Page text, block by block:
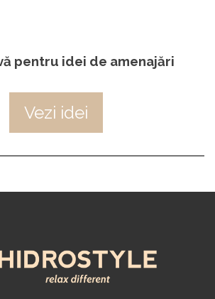
pentru idei de amenajări
Vezi idei